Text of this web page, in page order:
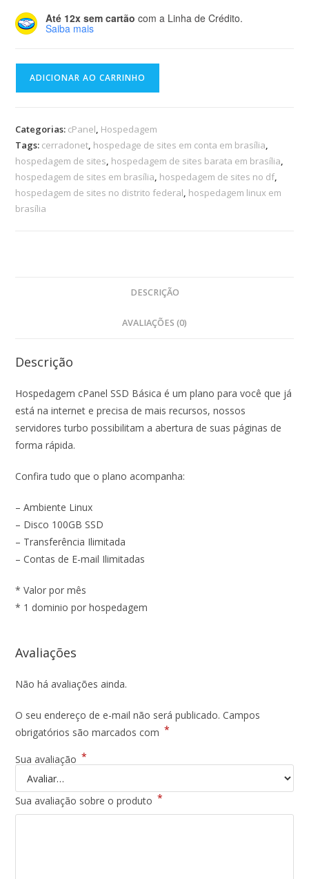
Até 12x sem cartão com a Linha de Crédito.
Saiba mais
ADICIONAR AO CARRINHO
Categorias: cPanel, Hospedagem
Tags: cerradonet, hospedage de sites em conta em brasília,
hospedagem de sites, hospedagem de sites barata em brasília,
hospedagem de sites em brasília, hospedagem de sites no df,
hospedagem de sites no distrito federal, hospedagem linux em
brasília
DESCRIÇÃO
AVALIAÇÕES (0)
Descrição
Hospedagem cPanel SSD Básica é um plano para você que já
está na internet e precisa de mais recursos, nossos
servidores turbo possibilitam a abertura de suas páginas de
forma rápida.
Confira tudo que o plano acompanha:
– Ambiente Linux
– Disco 100GB SSD
– Transferência Ilimitada
– Contas de E-mail Ilimitadas
* Valor por mês
* 1 dominio por hospedagem
Avaliações
Não há avaliações ainda.
O seu endereço de e-mail não será publicado. Campos
obrigatórios são marcados com *
Sua avaliação *
Sua avaliação sobre o produto *